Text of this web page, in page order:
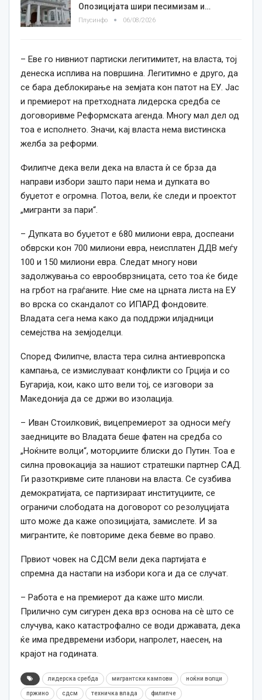
Опозицијата шири песимизам и…
Плусинфо 06/08/2026
– Еве го нивниот партиски легитимитет, на власта, тој
денеска исплива на површина. Легитимно е друго, да
се бара деблокирање на земјата кон патот на ЕУ. Јас
и премиерот на претходната лидерска средба се
договоривме Реформската агенда. Многу мал дел од
тоа е исполнето. Значи, кај власта нема вистинска
желба за реформи.
Филипче дека вели дека на власта ѝ се брза да
направи избори зашто пари нема и дупката во
буџетот е огромна. Потоа, вели, ќе следи и проектот
„мигранти за пари“.
– Дупката во буџетот е 680 милиони евра, доспеани
обврски кон 700 милиони евра, неисплатен ДДВ меѓу
100 и 150 милиони евра. Следат многу нови
задолжувања со еврообврзницата, сето тоа ќе биде
на грбот на граѓаните. Ние сме на црната листа на ЕУ
во врска со скандалот со ИПАРД фондовите.
Владата сега нема како да поддржи илјадници
семејства на земјоделци.
Според Филипче, власта тера силна антиевропска
кампања, се измислуваат конфликти со Грција и со
Бугарија, кои, како што вели тој, се изговори за
Македонија да се држи во изолација.
– Иван Стоилковиќ, вицепремиерот за односи меѓу
заедниците во Владата беше фатен на средба со
„Ноќните волци“, моторџиите блиски до Путин. Тоа е
силна провокација за нашиот стратешки партнер САД.
Ги разоткривме сите планови на власта. Се сузбива
демократијата, се партизираат институциите, се
ограничи слободата на договорот со резолуцијата
што може да каже опозицијата, замислете. И за
мигрантите, ќе повториме декa бевме во право.
Првиот човек на СДСМ вели дека партијата е
спремна да настапи на избори кога и да се случат.
– Работа е на премиерот да каже што мисли.
Прилично сум сигурен дека врз основа на сè што се
случува, како катастрофално се води државата, дека
ќе има предвремени избори, напролет, наесен, на
крајот на годината.
лидерска сребда мигрантски кампови ноќни волци
пржино сдсм техничка влада филипче